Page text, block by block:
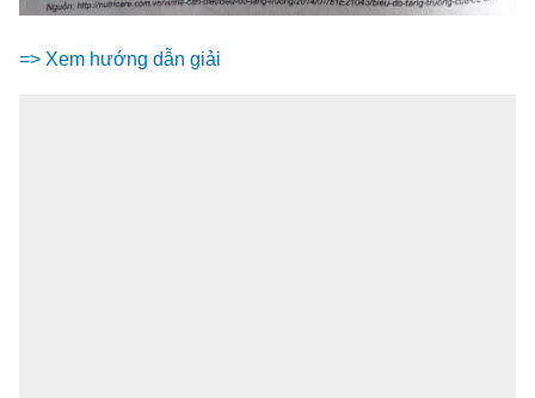
=> Xem hướng dẫn giải